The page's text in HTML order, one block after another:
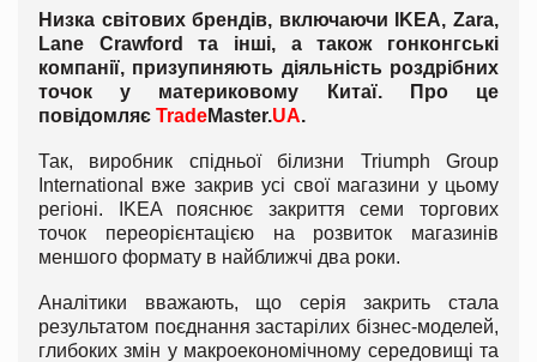
Низка світових брендів, включаючи IKEA, Zara,
Lane Crawford та інші, а також гонконгські
компанії, призупиняють діяльність роздрібних
точок у материковому Китаї. Про це
повідомляє TradeMaster.UA.
Так, виробник спідньої білизни Triumph Group
International вже закрив усі свої магазини у цьому
регіоні. IKEA пояснює закриття семи торгових
точок переорієнтацією на розвиток магазинів
меншого формату в найближчі два роки.
Аналітики вважають, що серія закрить стала
результатом поєднання застарілих бізнес-моделей,
глибоких змін у макроекономічному середовищі та